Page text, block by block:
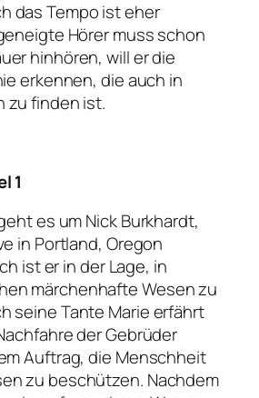
das Tempo ist eher
Hörer muss schon
hinhören, will er die
erkennen, die auch in
zu finden ist.
1
es um Nick Burkhardt,
in Portland, Oregon
ist er in der Lage, in
märchenhafte Wesen zu
seine Tante Marie erfährt
der Gebrüder
Auftrag, die Menschheit
zu beschützen. Nachdem